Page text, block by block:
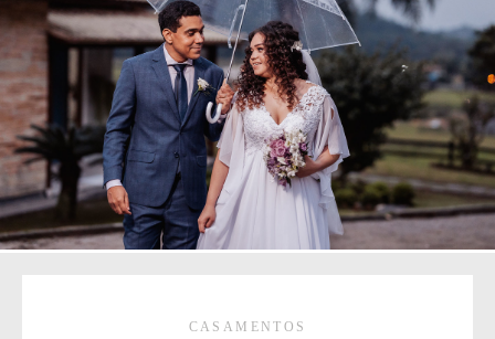
CASAMENTOS